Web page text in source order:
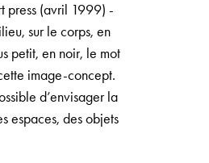
press (avril 1999) -
sur le corps, en
petit, en noir, le mot
image-concept.
d’envisager la
espaces, des objets